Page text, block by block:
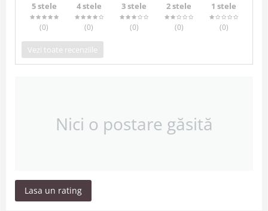
5 stele
(0)
4 stele
(0)
3 stele
(0)
2 stele
(0)
1 stele
(0)
Vezi toate recenziile
Nici o postare găsită
Lasa un rating